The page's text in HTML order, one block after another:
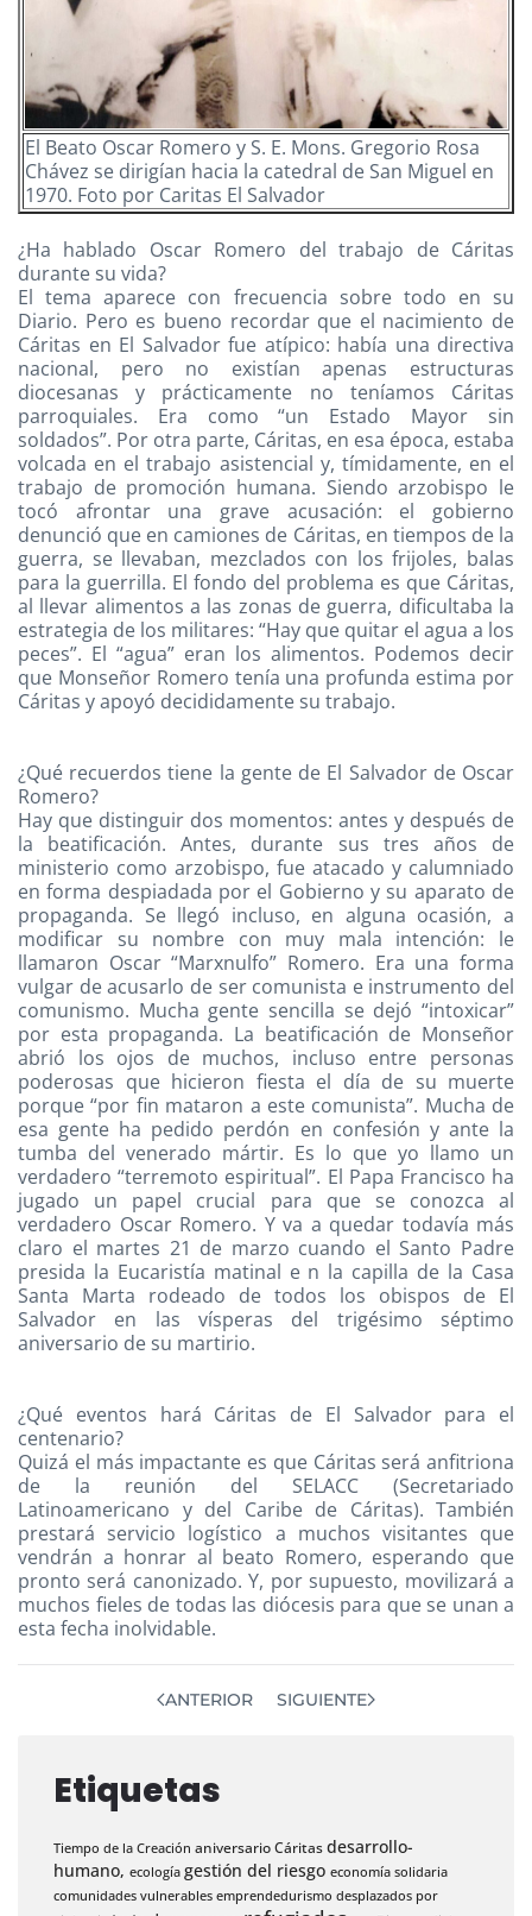
El Beato Oscar Romero y S. E. Mons. Gregorio Rosa
Chávez se dirigían hacia la catedral de San Miguel en
1970. Foto por Caritas El Salvador
¿Ha hablado Oscar Romero del trabajo de Cáritas
durante su vida?
El tema aparece con frecuencia sobre todo en su
Diario. Pero es bueno recordar que el nacimiento de
Cáritas en El Salvador fue atípico: había una directiva
nacional, pero no existían apenas estructuras
diocesanas y prácticamente no teníamos Cáritas
parroquiales. Era como “un Estado Mayor sin
soldados”. Por otra parte, Cáritas, en esa época, estaba
volcada en el trabajo asistencial y, tímidamente, en el
trabajo de promoción humana. Siendo arzobispo le
tocó afrontar una grave acusación: el gobierno
denunció que en camiones de Cáritas, en tiempos de la
guerra, se llevaban, mezclados con los frijoles, balas
para la guerrilla. El fondo del problema es que Cáritas,
al llevar alimentos a las zonas de guerra, dificultaba la
estrategia de los militares: “Hay que quitar el agua a los
peces”. El “agua” eran los alimentos. Podemos decir
que Monseñor Romero tenía una profunda estima por
Cáritas y apoyó decididamente su trabajo.
¿Qué recuerdos tiene la gente de El Salvador de Oscar
Romero?
Hay que distinguir dos momentos: antes y después de
la beatificación. Antes, durante sus tres años de
ministerio como arzobispo, fue atacado y calumniado
en forma despiadada por el Gobierno y su aparato de
propaganda. Se llegó incluso, en alguna ocasión, a
modificar su nombre con muy mala intención: le
llamaron Oscar “Marxnulfo” Romero. Era una forma
vulgar de acusarlo de ser comunista e instrumento del
comunismo. Mucha gente sencilla se dejó “intoxicar”
por esta propaganda. La beatificación de Monseñor
abrió los ojos de muchos, incluso entre personas
poderosas que hicieron fiesta el día de su muerte
porque “por fin mataron a este comunista”. Mucha de
esa gente ha pedido perdón en confesión y ante la
tumba del venerado mártir. Es lo que yo llamo un
verdadero “terremoto espiritual”. El Papa Francisco ha
jugado un papel crucial para que se conozca al
verdadero Oscar Romero. Y va a quedar todavía más
claro el martes 21 de marzo cuando el Santo Padre
presida la Eucaristía matinal e n la capilla de la Casa
Santa Marta rodeado de todos los obispos de El
Salvador en las vísperas del trigésimo séptimo
aniversario de su martirio.
¿Qué eventos hará Cáritas de El Salvador para el
centenario?
Quizá el más impactante es que Cáritas será anfitriona
de la reunión del SELACC (Secretariado
Latinoamericano y del Caribe de Cáritas). También
prestará servicio logístico a muchos visitantes que
vendrán a honrar al beato Romero, esperando que
pronto será canonizado. Y, por supuesto, movilizará a
muchos fieles de todas las diócesis para que se unan a
esta fecha inolvidable.
ANTERIOR SIGUIENTE
Etiquetas
Tiempo de la Creación aniversario Cáritasdesarrollo-
humano, ecología gestión del riesgo economía solidaria
comunidades vulnerables emprendedurismo desplazados por